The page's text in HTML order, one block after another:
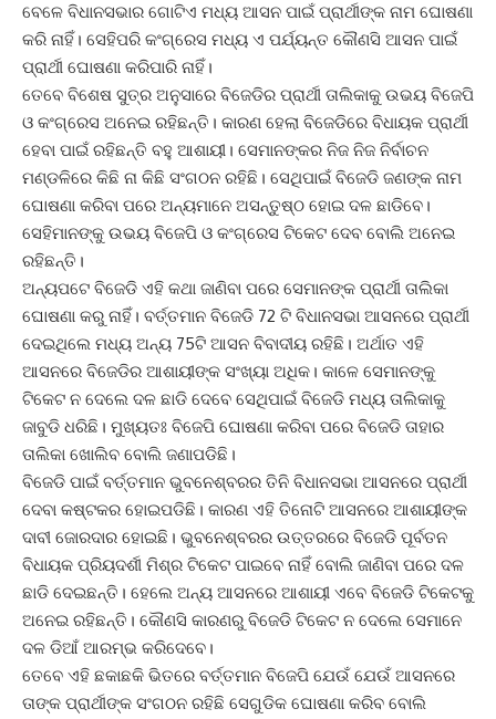
ବେଳେ ବିଧାନସଭାର ଗୋଟିଏ ମଧ୍ୟ ଆସନ ପାଇଁ ପ୍ରାର୍ଥୀଙ୍କ ନାମ ଘୋଷଣା
କରି ନାହିଁ। ସେହିପରି କଂଗ୍ରେସ ମଧ୍ୟ ଏ ପର୍ଯ୍ୟନ୍ତ କୌଣସି ଆସନ ପାଇଁ
ପ୍ରାର୍ଥୀ ଘୋଷଣା କରିପାରି ନାହିଁ।
ତେବେ ବିଶେଷ ସୁତ୍ର ଅନୁସାରେ ବିଜେଡିର ପ୍ରାର୍ଥୀ ତାଲିକାକୁ ଉଭୟ ବିଜେପି
ଓ କଂଗ୍ରେସ ଅନେଇ ରହିଛନ୍ତି। କାରଣ ହେଲା ବିଜେଡିରେ ବିଧାୟକ ପ୍ରାର୍ଥୀ
ହେବା ପାଇଁ ରହିଛନ୍ତି ବହୁ ଆଶାୟୀ। ସେମାନଙ୍କର ନିଜ ନିଜ ନିର୍ବାଚନ
ମଣ୍ଡଳିରେ କିଛି ନା କିଛି ସଂଗଠନ ରହିଛି। ସେଥିପାଇଁ ବିଜେଡି ଜଣଙ୍କ ନାମ
ଘୋଷଣା କରିବା ପରେ ଅନ୍ୟମାନେ ଅସନ୍ତୁଷ୍ଠ ହୋଇ ଦଳ ଛାଡିବେ।
ସେହିମାନଙ୍କୁ ଉଭୟ ବିଜେପି ଓ କଂଗ୍ରେସ ଟିକେଟ ଦେବ ବୋଲି ଅନେଇ
ରହିଛନ୍ତି।
ଅନ୍ୟପଟେ ବିଜେଡି ଏହି କଥା ଜାଣିବା ପରେ ସେମାନଙ୍କ ପ୍ରାର୍ଥୀ ତାଲିକା
ଘୋଷଣା କରୁ ନାହିଁ। ବର୍ତ୍ତମାନ ବିଜେଡି 72 ଟି ବିଧାନସଭା ଆସନରେ ପ୍ରାର୍ଥୀ
ଦେଇଥିଲେ ମଧ୍ୟ ଅନ୍ୟ 75ଟି ଆସନ ବିବାଦୀୟ ରହିଛି। ଅର୍ଥାତ ଏହି
ଆସନରେ ବିଜେଡିର ଆଶାୟୀଙ୍କ ସଂଖ୍ୟା ଅଧିକ। କାଳେ ସେମାନଙ୍କୁ
ଟିକେଟ ନ ଦେଲେ ଦଳ ଛାଡି ଦେବେ ସେଥିପାଇଁ ବିଜେଡି ମଧ୍ୟ ତାଲିକାକୁ
ଜାବୁଡି ଧରିଛି। ମୁଖ୍ୟତଃ ବିଜେପି ଘୋଷଣା କରିବା ପରେ ବିଜେଡି ତାହାର
ତାଲିକା ଖୋଲିବ ବୋଲି ଜଣାପଡିଛି।
ବିଜେଡି ପାଇଁ ବର୍ତ୍ତମାନ ଭୁବନେଶ୍ବରର ତିନି ବିଧାନସଭା ଆସନରେ ପ୍ରାର୍ଥୀ
ଦେବା କଷ୍ଟକର ହୋଇପଡିଛି। କାରଣ ଏହି ତିନୋଟି ଆସନରେ ଆଶାୟୀଙ୍କ
ଦାବୀ ଜୋରଦାର ହୋଇଛି। ଭୁବନେଶ୍ବରର ଉତ୍ତରରେ ବିଜେଡି ପୂର୍ବତନ
ବିଧାୟକ ପ୍ରିୟଦର୍ଶୀ ମିଶ୍ର ଟିକେଟ ପାଇବେ ନାହିଁ ବୋଲି ଜାଣିବା ପରେ ଦଳ
ଛାଡି ଦେଇଛନ୍ତି। ହେଲେ ଅନ୍ୟ ଆସନରେ ଆଶାୟୀ ଏବେ ବିଜେଡି ଟିକେଟକୁ
ଅନେଇ ରହିଛନ୍ତି। କୌଣସି କାରଣରୁ ବିଜେଡି ଟିକେଟ ନ ଦେଲେ ସେମାନେ
ଦଳ ଡିଆଁ ଆରମ୍ଭ କରିଦେବେ।
ତେବେ ଏହି ଛକାଛକି ଭିତରେ ବର୍ତ୍ତମାନ ବିଜେପି ଯେଉଁ ଯେଉଁ ଆସନରେ
ତାଙ୍କ ପ୍ରାର୍ଥୀଙ୍କ ସଂଗଠନ ରହିଛି ସେଗୁଡିକ ଘୋଷଣା କରିବ ବୋଲି